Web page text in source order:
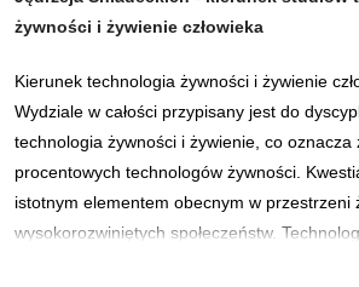
żywności i żywienie człowieka
Kierunek technologia żywności i żywienie
Wydziale w całości przypisany jest do
technologia żywności i żywienie, co oznacza
procentowych technologów żywności.
istotnym elementem obecnym w przestrzeni
wysokorozwiniętych społeczeństw.